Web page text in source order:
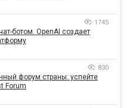
1745
ботом. OpenAI создает
830
форум страны: успейте
Forum